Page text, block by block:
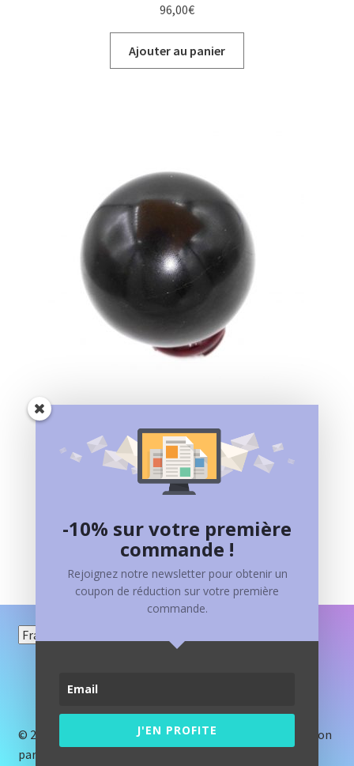
96,00€
Ajouter au panier
280,00 €
Ajouter au panier
Choisir
© 2017 Crystal et Lumière - Mentions légales
- Réalisation
par
-10% sur votre première
commande !
Rejoignez notre newsletter pour obtenir un
coupon de réduction sur votre première
commande.
J'EN PROFITE